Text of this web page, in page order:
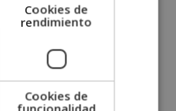
afecta,
mayores.
víctimas de la
se pide a los
Cookies de
rendimiento
Cookies de
funcionalidad